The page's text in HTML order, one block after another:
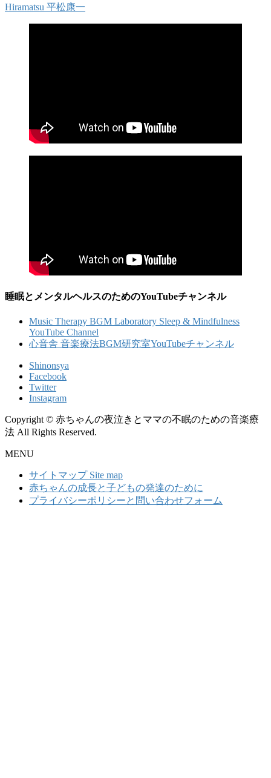
Hiramatsu 平松康一
睡眠とメンタルヘルスのためのYouTubeチャンネル
Music Therapy BGM Laboratory Sleep & Mindfulness
YouTube Channel
心音舎 音楽療法BGM研究室YouTubeチャンネル
Shinonsya
Facebook
Twitter
Instagram
Copyright © 赤ちゃんの夜泣きとママの不眠のための音楽療
法 All Rights Reserved.
MENU
サイトマップ Site map
赤ちゃんの成長と子どもの発達のために
プライバシーポリシーと問い合わせフォーム